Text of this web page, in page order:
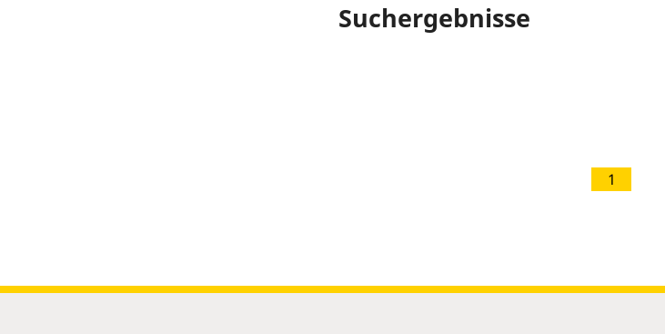
Suchergebnisse
1